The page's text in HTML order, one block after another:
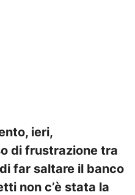
ieri,
di frustrazione tra
far saltare il banco
non c’è stata la